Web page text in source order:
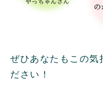
ぜひあなたもこの気
ださい！